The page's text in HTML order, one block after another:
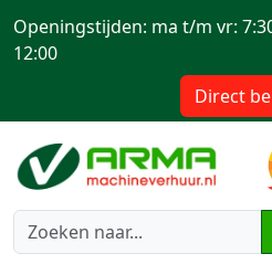
Openingstijden: ma t/m vr:
12:00
Direct